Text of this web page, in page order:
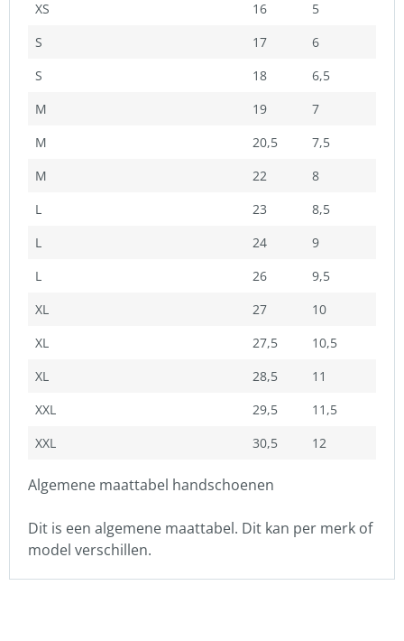
XS 16
5
S
17
6
S
18
6,5
M
19
7
M
20,5
7,5
M
22
8
L
23
8,5
L
24
9
L
26
9,5
XL
27
10
XL
27,5
10,5
XL
28,5
11
XXL
29,5
11,5
XXL
30,5 12
Algemene maattabel handschoenen
Dit is een algemene maattabel. Dit kan per merk of
model verschillen.